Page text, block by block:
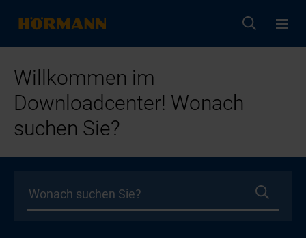
Willkommen im
Downloadcenter! Wonach
suchen Sie?